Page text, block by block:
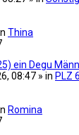
Thina
ein Degu
08:47 » in PLZ
Romina